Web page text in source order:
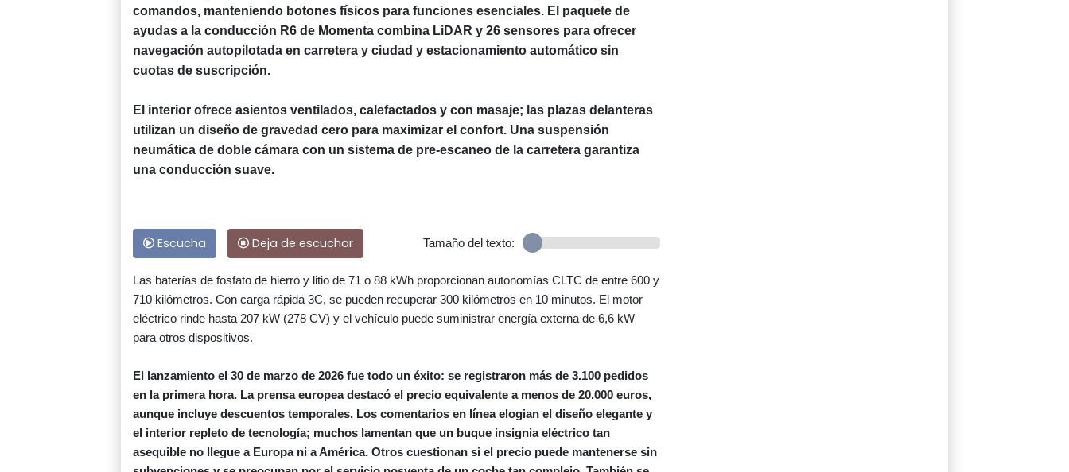
comandos, manteniendo botones físicos para funciones esenciales. El paquete de
ayudas a la conducción R6 de Momenta combina LiDAR y 26 sensores para ofrecer
navegación autopilotada en carretera y ciudad y estacionamiento automático sin
cuotas de suscripción.
El interior ofrece asientos ventilados, calefactados y con masaje; las plazas delanteras
utilizan un diseño de gravedad cero para maximizar el confort. Una suspensión
neumática de doble cámara con un sistema de pre‑escaneo de la carretera garantiza
una conducción suave.
Escucha Deja de escuchar Tamaño del texto:
Las baterías de fosfato de hierro y litio de 71 o 88 kWh proporcionan autonomías CLTC de entre 600 y
710 kilómetros. Con carga rápida 3C, se pueden recuperar 300 kilómetros en 10 minutos. El motor
eléctrico rinde hasta 207 kW (278 CV) y el vehículo puede suministrar energía externa de 6,6 kW
para otros dispositivos.
El lanzamiento el 30 de marzo de 2026 fue todo un éxito: se registraron más de 3.100 pedidos
en la primera hora. La prensa europea destacó el precio equivalente a menos de 20.000 euros,
aunque incluye descuentos temporales. Los comentarios en línea elogian el diseño elegante y
el interior repleto de tecnología; muchos lamentan que un buque insignia eléctrico tan
asequible no llegue a Europa ni a América. Otros cuestionan si el precio puede mantenerse sin